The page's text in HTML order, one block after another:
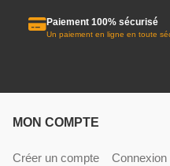
Paiement 100% sécurisé
Un paiement en ligne en toute
MON COMPTE
Créer un compte Connexion